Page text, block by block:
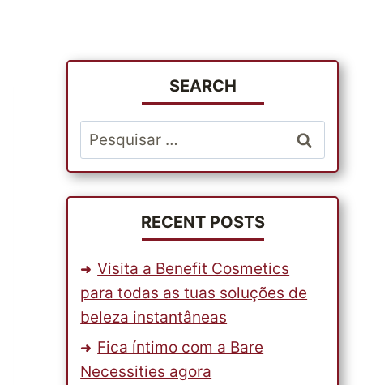
SEARCH
Pesquisar
por:
RECENT POSTS
Visita a Benefit Cosmetics
para todas as tuas soluções de
beleza instantâneas
Fica íntimo com a Bare
Necessities agora